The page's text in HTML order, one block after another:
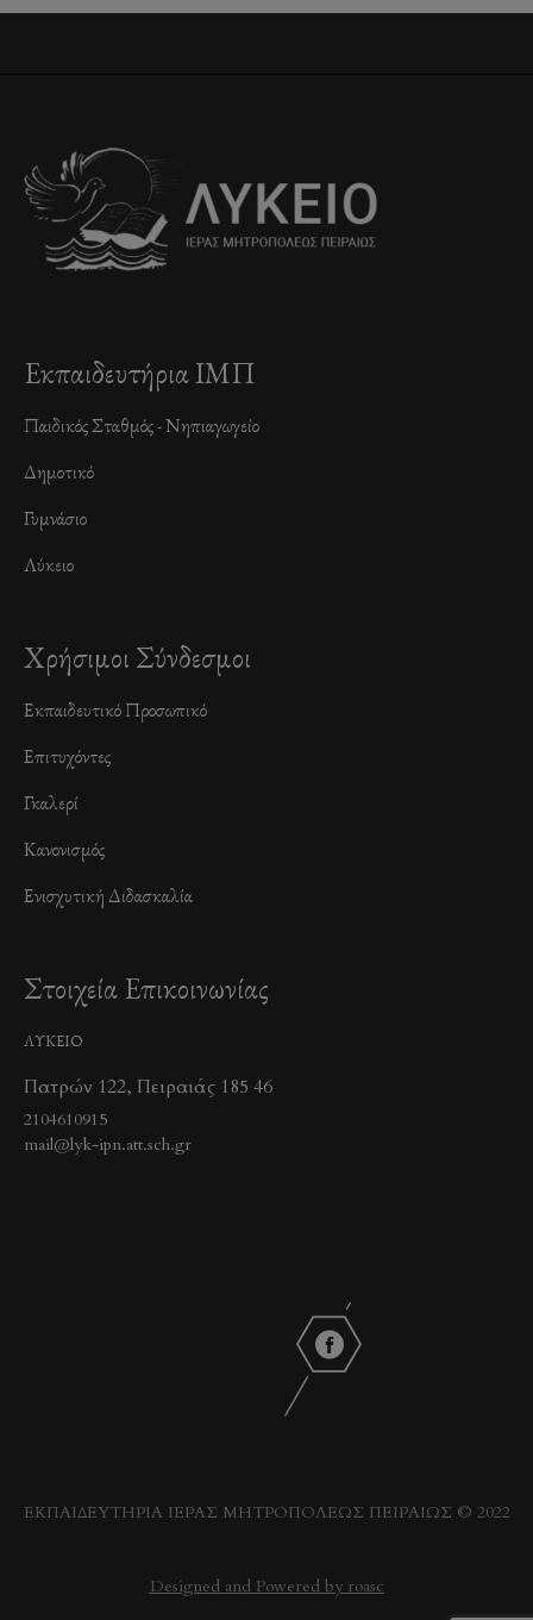
Εκπαιδευτήρια ΙΜΠ
Παιδικός Σταθμός - Νηπιαγωγείο
Δημοτικό
Γυμνάσιο
Λύκειο
Χρήσιμοι Σύνδεσμοι
Εκπαιδευτικό Προσωπικό
Επιτυχόντες
Γκαλερί
Κανονισμός
Ενισχυτική Διδασκαλία
Στοιχεία Επικοινωνίας
ΛΥΚΕΙΟ
Πατρών 122, Πειραιάς 185 46
2104610915
mail@lyk-ipn.att.sch.gr
ΕΚΠΑΙΔΕΥΤΗΡΙΑ ΙΕΡΑΣ ΜΗΤΡΟΠΟΛΕΩΣ ΠΕΙΡΑΙΩΣ © 2022
Designed and Powered by roasc